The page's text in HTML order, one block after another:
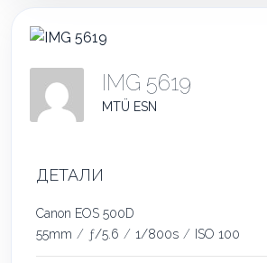
IMG 5619
MTÜ ESN
ДЕТАЛИ
Canon EOS 500D
55mm / ƒ/5.6 / 1/800s / ISO 100